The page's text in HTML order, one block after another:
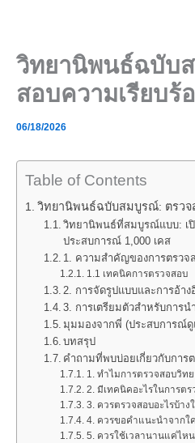
วิทยานิพนธ์ฉบับ
สอบความเรียบร้
06/18/2026
Table of Contents
วิทยานิพนธ์ฉบับสมบูรณ์: ตรวจ
วิทยานิพนธ์ที่สมบูรณ์แบบ: เปิ
ประสบการณ์ 1,000 เคส
1. ความสำคัญของการตรว
1.1 เทคนิคการตรวจสอบ
2. การจัดรูปแบบและการอ้าง
3. การเตรียมตัวสำหรับการน
มุมมองจากพี่ (ประสบการณ์ดู
บทสรุป
คำถามที่พบบ่อยเกี่ยวกับการ
1. ทำไมการตรวจสอบวิท
2. มีเทคนิคอะไรในการตร
3. ควรตรวจสอบอะไรบ้า
4. ควรขอคำแนะนำจากใ
5. ควรใช้เวลานานแค่ไห